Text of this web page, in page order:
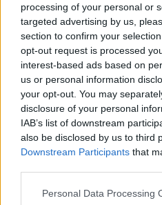
processing of your personal or
targeted advertising by us,
section to confirm your
opt-out request is processed
interest-based ads based on
us or personal information
your opt-out. You may
disclosure of your personal
IAB’s list of downstream
also be disclosed by us to third
Downstream Participants that
Personal Data Processing
Futbol sala
Dur rival
lluita per
abril 10, 2026
Futbol sala
Els dos
primera
desembre 7,
desembre 3,